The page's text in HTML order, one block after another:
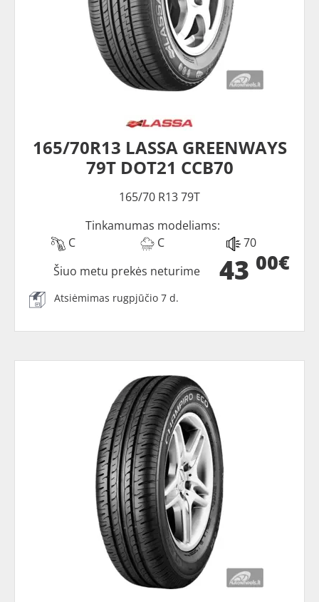
165/70R13 LASSA GREENWAYS
79T DOT21 CCB70
165/70 R13 79T
Tinkamumas modeliams:
C
C 70
43 00€
Šiuo metu prekės neturime
Atsiėmimas rugpjūčio 7 d.